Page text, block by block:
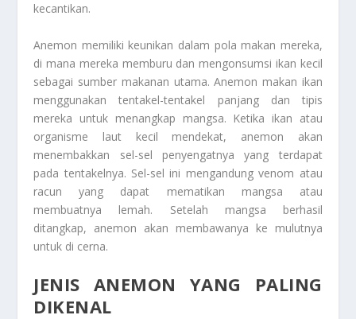
kecantikan.
Anemon memiliki keunikan dalam pola makan mereka,
di mana mereka memburu dan mengonsumsi ikan kecil
sebagai sumber makanan utama. Anemon makan ikan
menggunakan tentakel-tentakel panjang dan tipis
mereka untuk menangkap mangsa. Ketika ikan atau
organisme laut kecil mendekat, anemon akan
menembakkan sel-sel penyengatnya yang terdapat
pada tentakelnya. Sel-sel ini mengandung venom atau
racun yang dapat mematikan mangsa atau
membuatnya lemah. Setelah mangsa berhasil
ditangkap, anemon akan membawanya ke mulutnya
untuk di cerna.
JENIS ANEMON YANG PALING
DIKENAL